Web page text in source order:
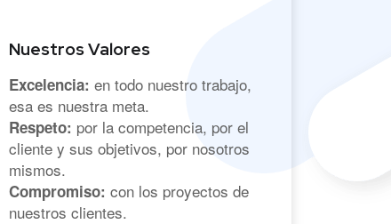
Nuestros Valores
Excelencia: en todo nuestro trabajo,
esa es nuestra meta.
Respeto: por la competencia, por el
cliente y sus objetivos, por nosotros
mismos.
Compromiso: con los proyectos de
nuestros clientes.